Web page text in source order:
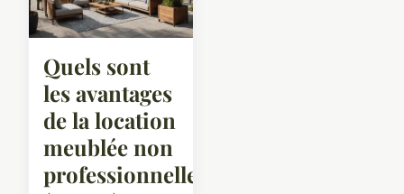
Quels sont
les avantages
de la location
meublée non
professionnelle